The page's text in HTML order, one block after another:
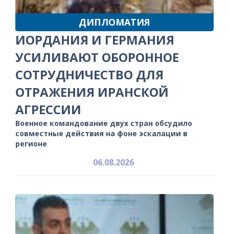
ДИПЛОМАТИЯ
ИОРДАНИЯ И ГЕРМАНИЯ
УСИЛИВАЮТ ОБОРОННОЕ
СОТРУДНИЧЕСТВО ДЛЯ
ОТРАЖЕНИЯ ИРАНСКОЙ
АГРЕССИИ
Военное командование двух стран обсудило
совместные действия на фоне эскалации в
регионе
06.08.2026